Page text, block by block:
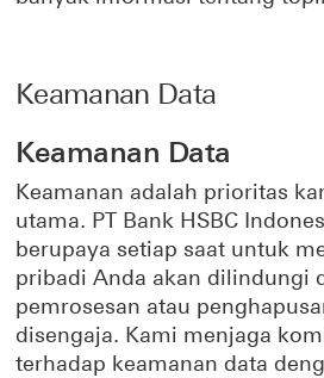
Keamanan Data
Keamanan Data
Keamanan adalah prioritas
utama. PT Bank HSBC
berupaya setiap saat untuk
pribadi Anda akan dilindungi
pemrosesan atau
disengaja. Kami menjaga
terhadap keamanan data